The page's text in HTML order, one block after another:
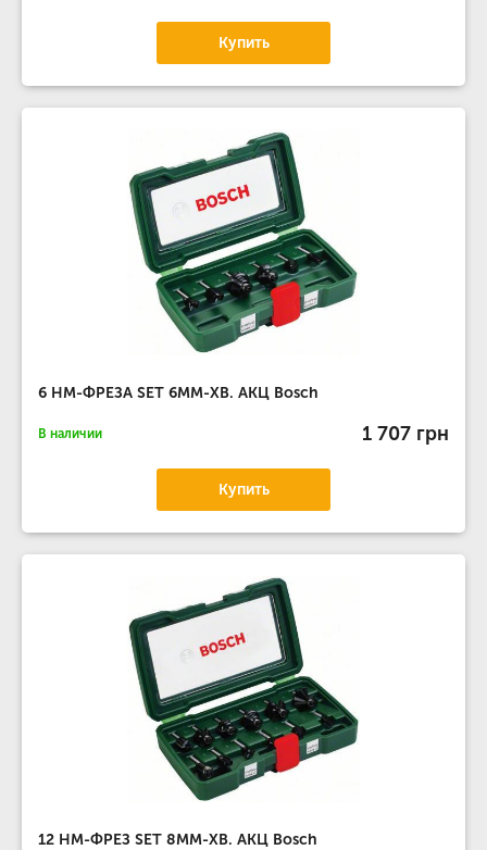
Купить
6 НМ-ФРЕЗА SET 6MM-ХВ. АКЦ Bosch
В наличии 1 707 грн
Купить
12 НМ-ФРЕЗ SET 8MM-ХВ. АКЦ Bosch